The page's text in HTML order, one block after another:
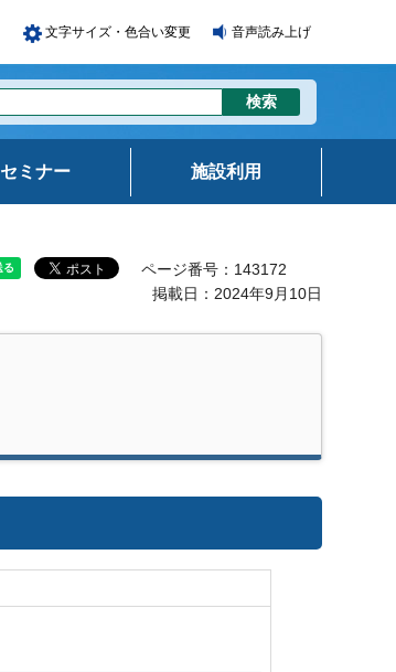
文字サイズ・色合い変更 音声読み上げ
セミナー 施設利用
ページ番号：143172
掲載日：2024年9月10日